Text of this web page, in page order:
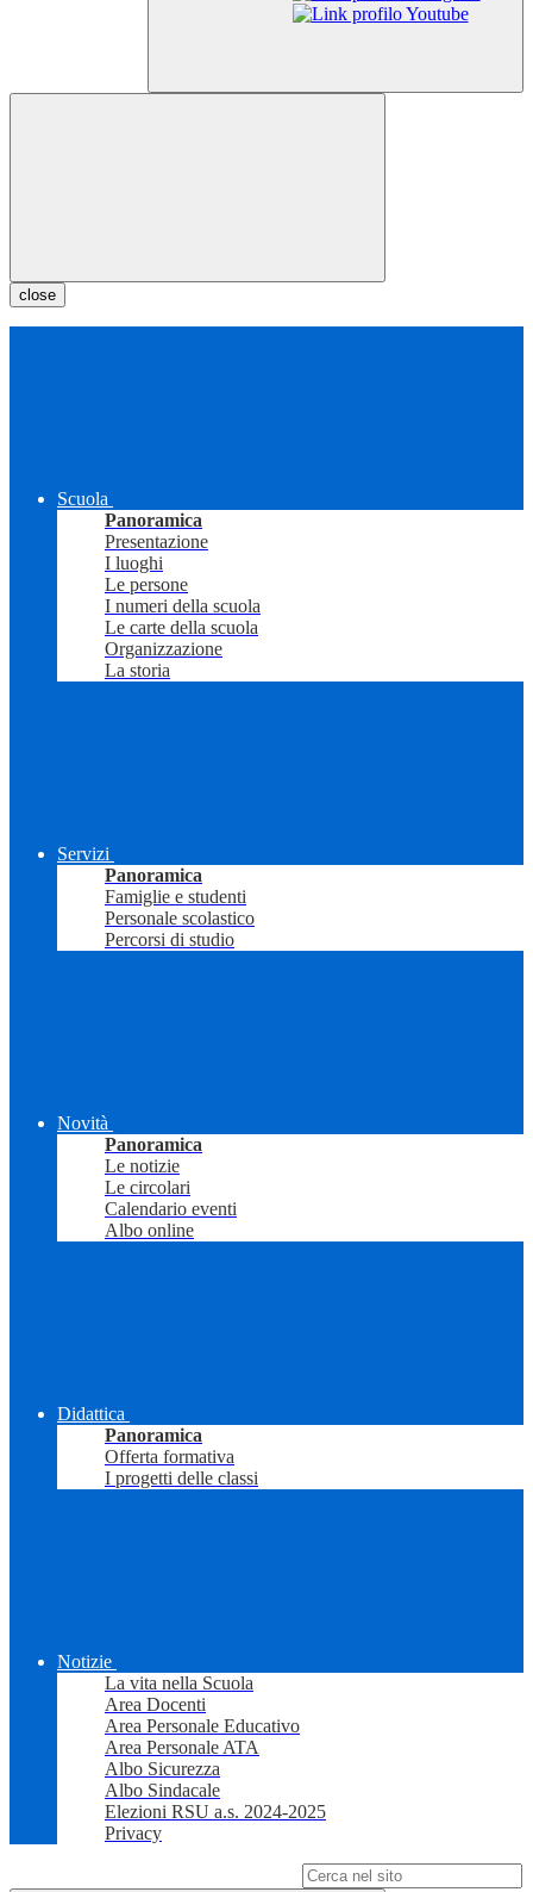
close
Scuola
Panoramica
Presentazione
I luoghi
Le persone
I numeri della scuola
Le carte della scuola
Organizzazione
La storia
Servizi
Panoramica
Famiglie e studenti
Personale scolastico
Percorsi di studio
Novità
Panoramica
Le notizie
Le circolari
Calendario eventi
Albo online
Didattica
Panoramica
Offerta formativa
I progetti delle classi
Notizie
La vita nella Scuola
Area Docenti
Area Personale Educativo
Area Personale ATA
Albo Sicurezza
Albo Sindacale
Elezioni RSU a.s. 2024-2025
Privacy